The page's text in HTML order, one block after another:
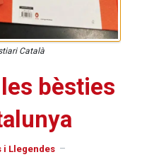
Català
bèsties
i Llegendes